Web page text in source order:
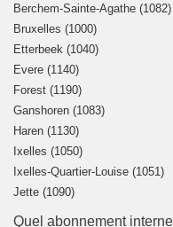
Berchem-Sainte-Agathe (1082)
Bruxelles (1000)
Etterbeek (1040)
Evere (1140)
Forest (1190)
Ganshoren (1083)
Haren (1130)
Ixelles (1050)
Ixelles-Quartier-Louise (1051)
Jette (1090)
Quel abonnement